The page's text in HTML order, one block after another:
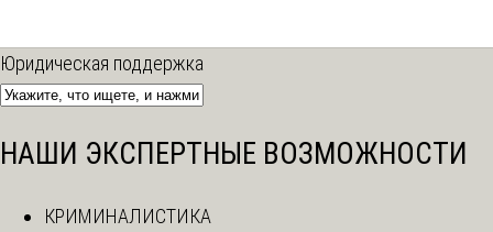
Юридическая поддержка
НАШИ ЭКСПЕРТНЫЕ ВОЗМОЖНОСТИ
КРИМИНАЛИСТИКА